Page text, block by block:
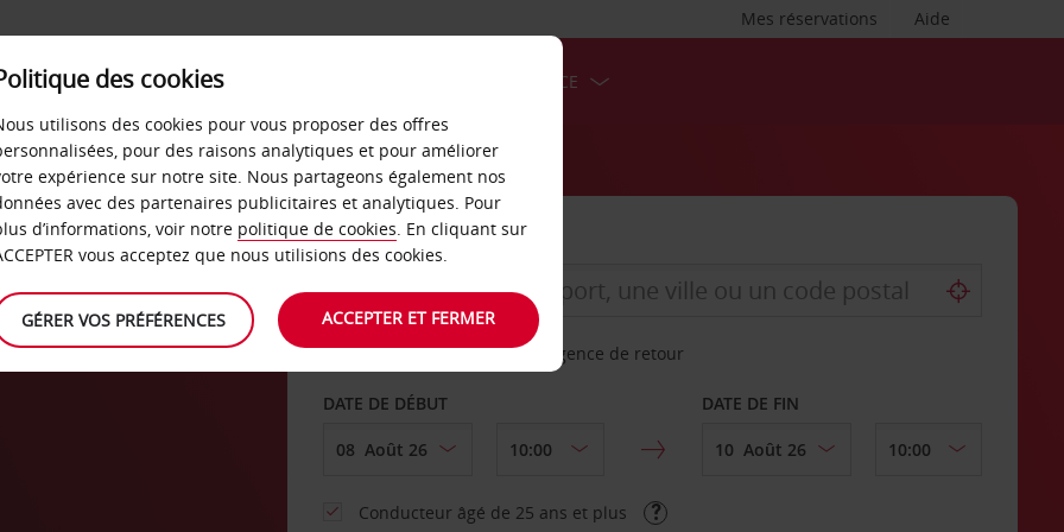
Aide
Mes réservations
SERVICES &
LOCATION
LIBRE-SERVICE
AGENCE DE DÉPART
Sélectionnez une autre agence de retour
DATE DE DÉBUT DATE DE FIN
Conducteur âgé de 25 ans et plus
des cookies
utilisons des cookies pour vous proposer des offres
pour des raisons analytiques et pour améliorer
expérience sur notre site. Nous partageons également nos
avec des partenaires publicitaires et analytiques. Pour
d’informations, voir notre politique de cookies. En cliquant sur
vous acceptez que nous utilisions des cookies.
GÉRER VOS PRÉFÉRENCES ACCEPTER ET FERMER